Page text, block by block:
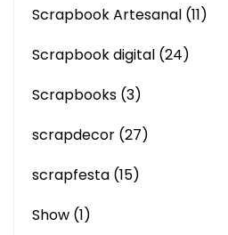
Scrapbook Artesanal (11)
Scrapbook digital (24)
Scrapbooks (3)
scrapdecor (27)
scrapfesta (15)
Show (1)